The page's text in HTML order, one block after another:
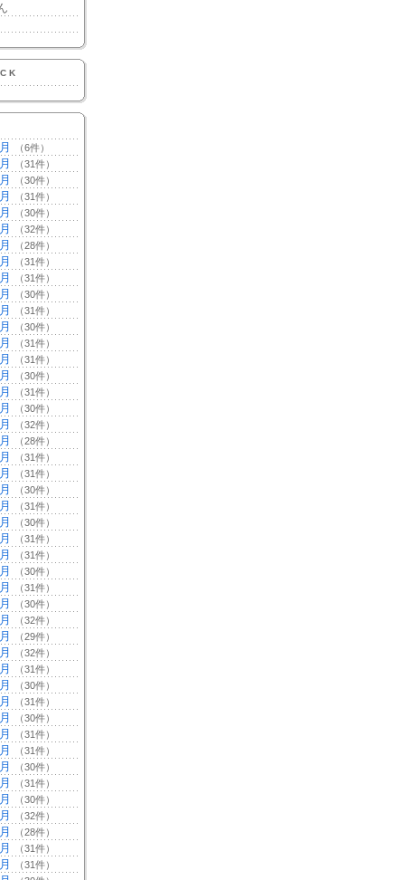
（6件）
（31件）
（30件）
（31件）
（30件）
（32件）
（28件）
（31件）
（31件）
（30件）
（31件）
（30件）
（31件）
（31件）
（30件）
（31件）
（30件）
（32件）
（28件）
（31件）
（31件）
（30件）
（31件）
（30件）
（31件）
（31件）
（30件）
（31件）
（30件）
（32件）
（29件）
（32件）
（31件）
（30件）
（31件）
（30件）
（31件）
（31件）
（30件）
（31件）
（30件）
（32件）
（28件）
（31件）
（31件）